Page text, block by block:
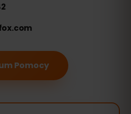
Pomocy